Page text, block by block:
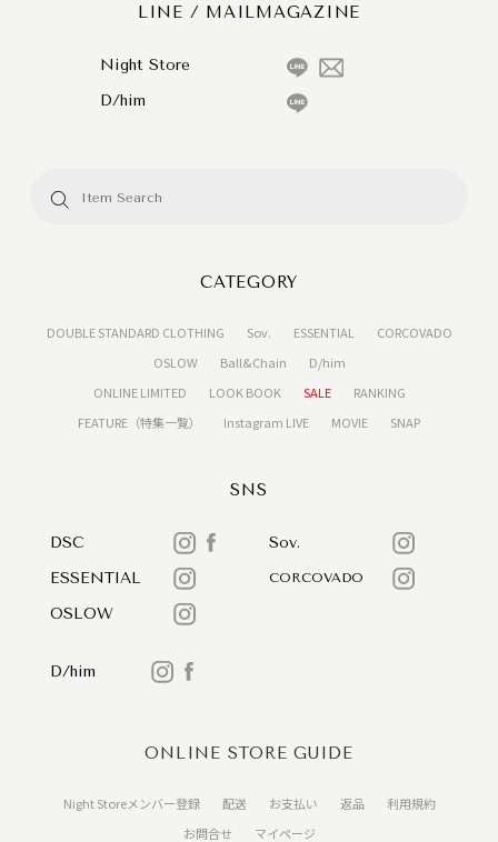
LINE / MAILMAGAZINE
Night Store
D/him
CATEGORY
DOUBLE STANDARD CLOTHING Sov. ESSENTIAL
CORCOVADO
OSLOW
Ball&Chain
D/him
ONLINE LIMITED
LOOK BOOK SALE
RANKING
FEATURE（特集一覧）
Instagram LIVE MOVIE SNAP
SNS
DSC
Sov.
ESSENTIAL
CORCOVADO
OSLOW
D/him
ONLINE STORE GUIDE
Night Storeメンバー登録 配送 お支払い 返品
利用規約
お問合せ
マイページ